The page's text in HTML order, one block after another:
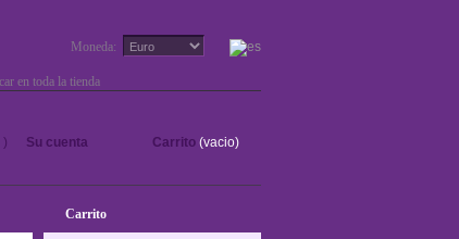
Moneda:
Carrito (vacio)
) Su cuenta
Carrito